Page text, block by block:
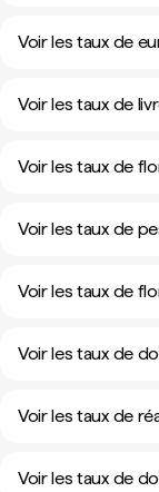
Voir les taux de
Voir les taux de
Voir les taux de
Voir les taux de
Voir les taux de
Voir les taux de
Voir les taux de
Voir les taux de